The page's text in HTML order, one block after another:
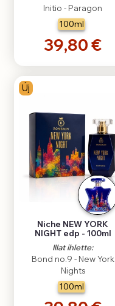
Initio - Paragon
100ml
39,80 €
Új
Niche NEW YORK
NIGHT edp - 100ml
Illat ihlette:
Bond no.9 - New York
Nights
100ml